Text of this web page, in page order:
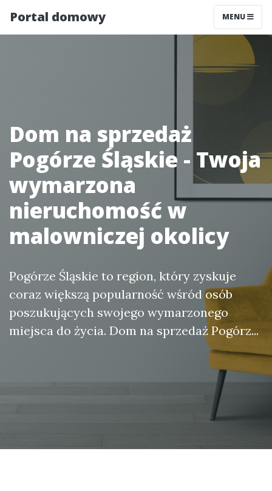
Portal domowy MENU
Dom na sprzedaż
Pogórze Śląskie - Twoja
wymarzona
nieruchomość w
malowniczej okolicy
Pogórze Śląskie to region, który zyskuje
coraz większą popularność wśród osób
poszukujących swojego wymarzonego
miejsca do życia. Dom na sprzedaż Pogórz...